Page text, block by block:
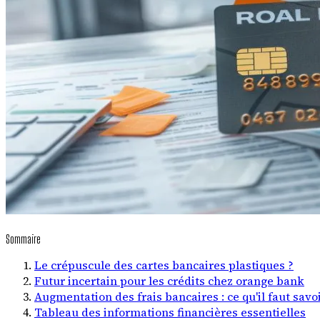
Sommaire
Le crépuscule des cartes bancaires plastiques ?
Futur incertain pour les crédits chez orange bank
Augmentation des frais bancaires : ce qu'il faut
Tableau des informations financières essentielles